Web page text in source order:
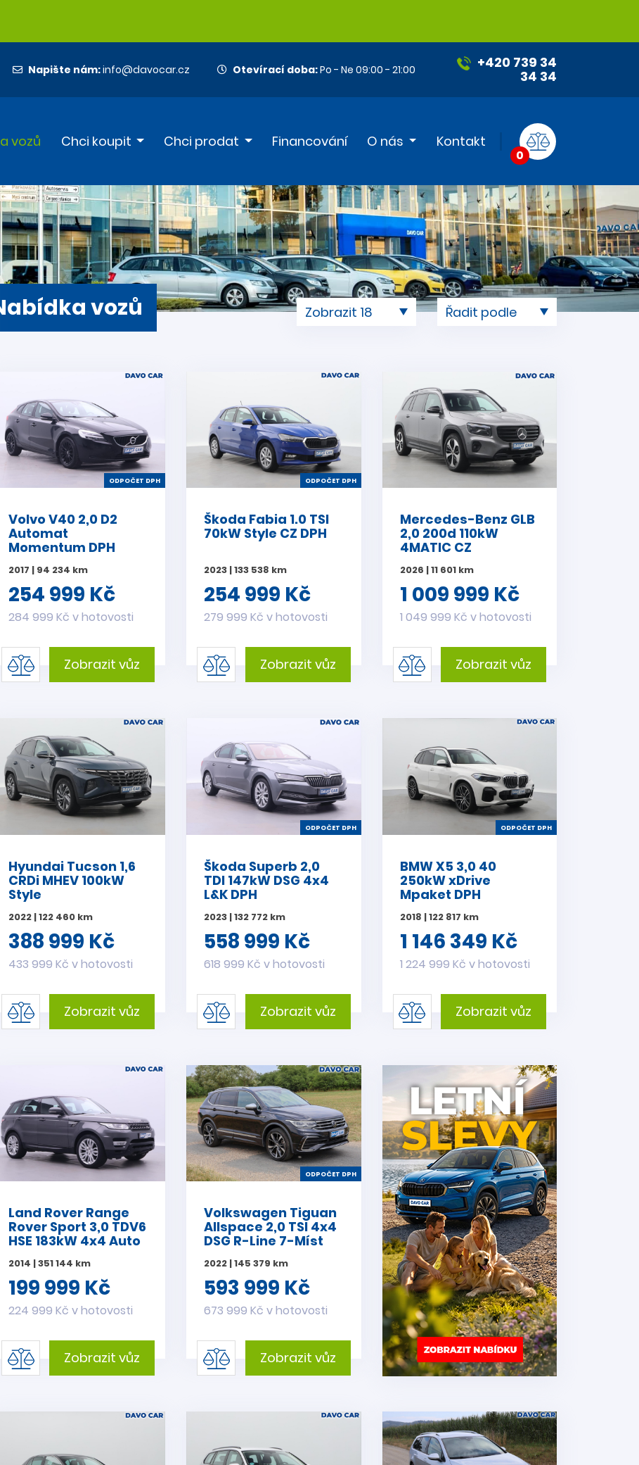
Napište nám:info@davocar.cz Otevírací doba:Po - Ne 09:00 - 21:00 +420 739 34
34 34
vozů Chci koupit Chci prodat Financování O nás Kontakt
0
vozů
ODPOČET DPH
Volvo V40 2,0 D2
Automat
Momentum DPH
2017 | 94 234 km
254 999 Kč
284 999 Kč v hotovosti
Zobrazit vůz
ODPOČET DPH
Škoda Fabia 1.0 TSI
70kW Style CZ DPH
2023 | 133 538 km
254 999 Kč
279 999 Kč v hotovosti
Zobrazit vůz
Mercedes-Benz GLB
2,0 200d 110kW
4MATIC CZ
2026 | 11 601 km
1 009 999 Kč
1 049 999 Kč v hotovosti
Zobrazit vůz
Hyundai Tucson 1,6
CRDi MHEV 100kW
Style
2022 | 122 460 km
388 999 Kč
433 999 Kč v hotovosti
Zobrazit vůz
ODPOČET DPH
Škoda Superb 2,0
TDI 147kW DSG 4x4
L&K DPH
2023 | 132 772 km
558 999 Kč
618 999 Kč v hotovosti
Zobrazit vůz
ODPOČET DPH
BMW X5 3,0 40
250kW xDrive
Mpaket DPH
2018 | 122 817 km
1 146 349 Kč
1 224 999 Kč v hotovosti
Zobrazit vůz
Land Rover Range
Rover Sport 3,0 TDV6
HSE 183kW 4x4 Auto
2014 | 351 144 km
199 999 Kč
224 999 Kč v hotovosti
Zobrazit vůz
ODPOČET DPH
Volkswagen Tiguan
Allspace 2,0 TSI 4x4
DSG R-Line 7-Míst
2022 | 145 379 km
593 999 Kč
673 999 Kč v hotovosti
Zobrazit vůz